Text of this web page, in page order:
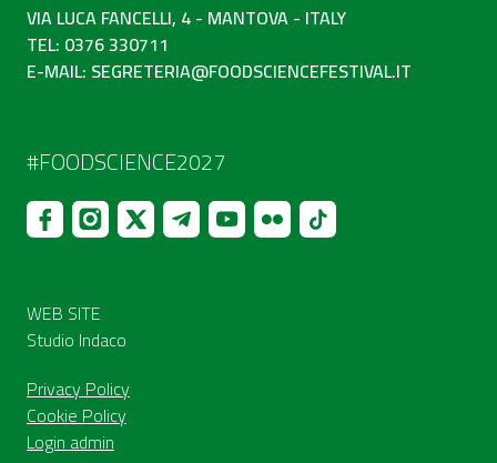
VIA LUCA FANCELLI, 4 - MANTOVA - ITALY
TEL: 0376 330711
E-MAIL: SEGRETERIA@FOODSCIENCEFESTIVAL.IT
#FOODSCIENCE2027
WEB SITE
Studio Indaco
Privacy Policy
Cookie Policy
Login admin